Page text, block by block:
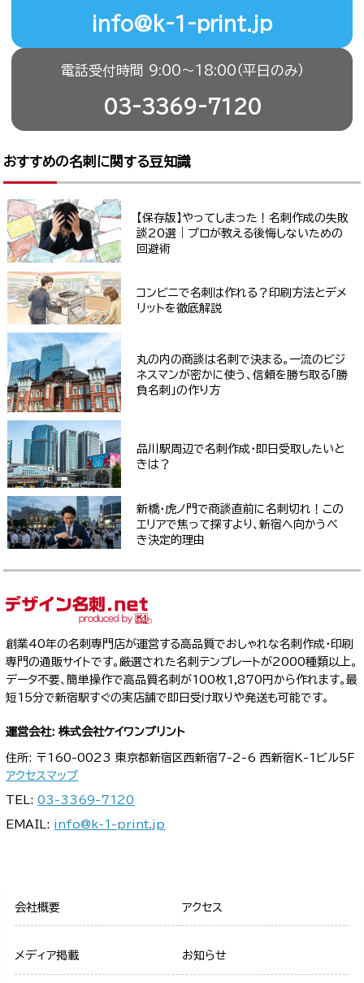
info@k-1-print.jp
電話受付時間 9:00〜18:00（平日のみ）
03-3369-7120
おすすめの名刺に関する豆知識
【保存版】やってしまった！名刺作成の失敗
談20選｜プロが教える後悔しないための
回避術
コンビニで名刺は作れる？印刷方法とデメ
リットを徹底解説
丸の内の商談は名刺で決まる。一流のビジ
ネスマンが密かに使う、信頼を勝ち取る「勝
負名刺」の作り方
品川駅周辺で名刺作成・即日受取したいと
きは？
新橋・虎ノ門で商談直前に名刺切れ！この
エリアで焦って探すより、新宿へ向かうべ
き決定的理由
創業40年の名刺専門店が運営する高品質でおしゃれな名刺作成・印刷
専門の通販サイトです。厳選された名刺テンプレートが2000種類以上。
データ不要、簡単操作で高品質名刺が100枚1,870円から作れます。最
短15分で新宿駅すぐの実店舗で即日受け取りや発送も可能です。
運営会社: 株式会社ケイワンプリント
住所: 〒160-0023 東京都新宿区西新宿7-2-6 西新宿K-1ビル5F
アクセスマップ
TEL:03-3369-7120
EMAIL: info@k-1-print.jp
会社概要 アクセス
メディア掲載 お知らせ